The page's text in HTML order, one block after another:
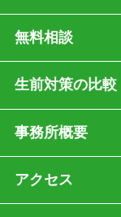
無料相談
生前対策の比較
事務所概要
アクセス